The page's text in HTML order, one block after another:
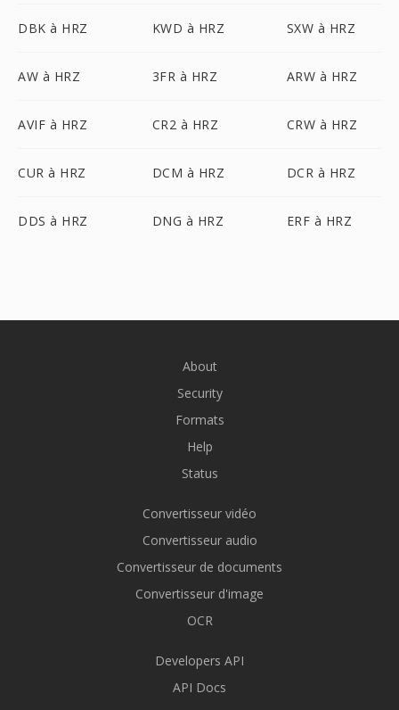
DBK à HRZ KWD à HRZ SXW à HRZ
AW à HRZ 3FR à HRZ ARW à HRZ
AVIF à HRZ CR2 à HRZ CRW à HRZ
CUR à HRZ DCM à HRZ DCR à HRZ
DDS à HRZ DNG à HRZ ERF à HRZ
About
Security
Formats
Help
Status
Convertisseur vidéo
Convertisseur audio
Convertisseur de documents
Convertisseur d'image
OCR
Developers API
API Docs